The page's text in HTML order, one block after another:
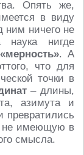
Опять же,
в виду
ним ничего не
нигде
«мерность». А
что для
точки в
– длины,
азимута и
превратились
не имеющую в
смысла.